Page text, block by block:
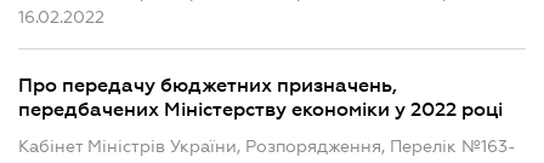
16.02.2022
Про передачу бюджетних призначень,
передбачених Міністерству економіки у 2022 році
Кабінет Міністрів України, Розпорядження, Перелік №163-